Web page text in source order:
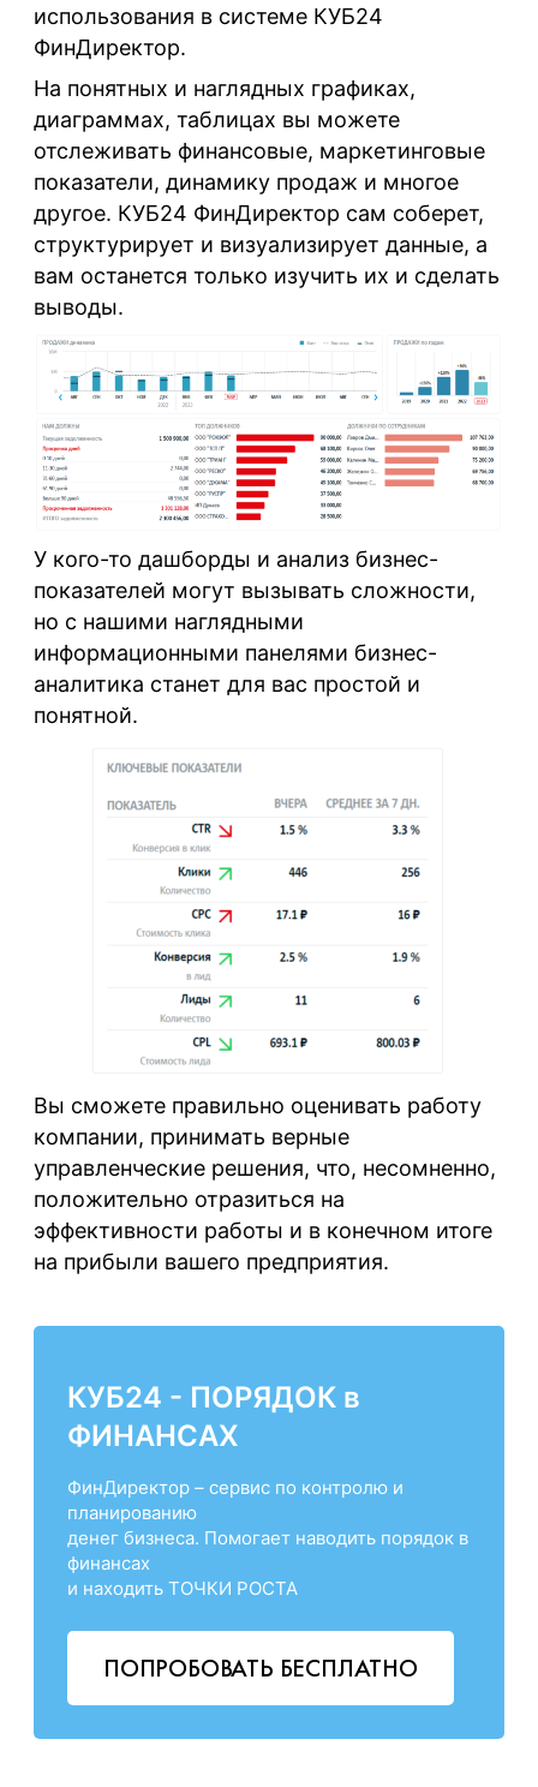
использования в системе КУБ24
ФинДиректор.
На понятных и наглядных графиках,
диаграммах, таблицах вы можете
отслеживать финансовые, маркетинговые
показатели, динамику продаж и многое
другое. КУБ24 ФинДиректор сам соберет,
структурирует и визуализирует данные, а
вам останется только изучить их и сделать
выводы.
У кого-то дашборды и анализ бизнес-
показателей могут вызывать сложности,
но с нашими наглядными
информационными панелями бизнес-
аналитика станет для вас простой и
понятной.
Вы сможете правильно оценивать работу
компании, принимать верные
управленческие решения, что, несомненно,
положительно отразиться на
эффективности работы и в конечном итоге
на прибыли вашего предприятия.
КУБ24 - ПОРЯДОК в
ФИНАНСАХ
ФинДиректор – сервис по контролю и
планированию
денег бизнеса. Помогает наводить порядок в
финансах
и находить ТОЧКИ РОСТА
ПОПРОБОВАТЬ БЕСПЛАТНО